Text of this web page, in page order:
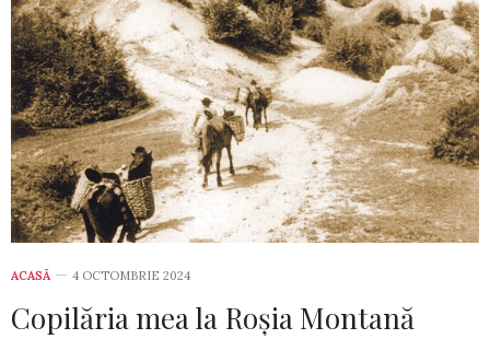
ACASĂ 4 OCTOMBRIE 2024
Copilăria mea la Roșia Montană